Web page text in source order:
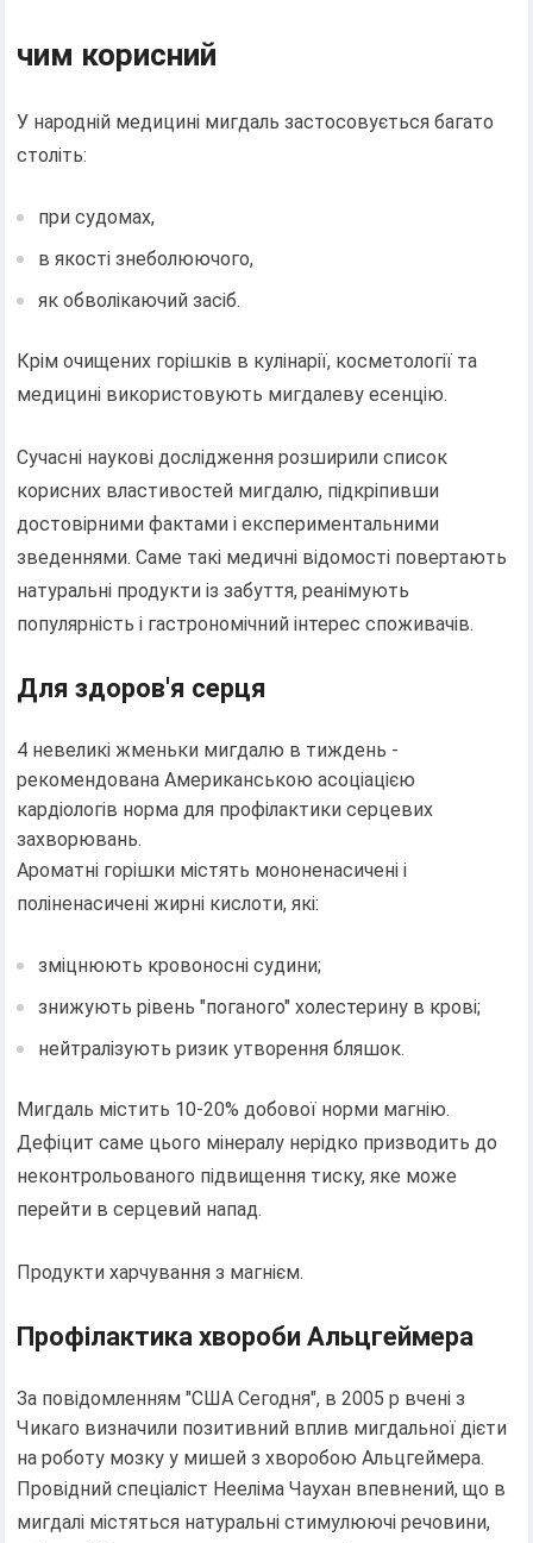
чим корисний
У народній медицині мигдаль застосовується багато
століть:
при судомах,
в якості знеболюючого,
як обволікаючий засіб.
Крім очищених горішків в кулінарії, косметології та
медицині використовують мигдалеву есенцію.
Сучасні наукові дослідження розширили список
корисних властивостей мигдалю, підкріпивши
достовірними фактами і експериментальними
зведеннями. Саме такі медичні відомості повертають
натуральні продукти із забуття, реанімують
популярність і гастрономічний інтерес споживачів.
Для здоров'я серця
4 невеликі жменьки мигдалю в тиждень -
рекомендована Американською асоціацією
кардіологів норма для профілактики серцевих
захворювань.
Ароматні горішки містять мононенасичені і
поліненасичені жирні кислоти, які:
зміцнюють кровоносні судини;
знижують рівень "поганого" холестерину в крові;
нейтралізують ризик утворення бляшок.
Мигдаль містить 10-20% добової норми магнію.
Дефіцит саме цього мінералу нерідко призводить до
неконтрольованого підвищення тиску, яке може
перейти в серцевий напад.
Продукти харчування з магнієм.
Профілактика хвороби Альцгеймера
За повідомленням "США Сегодня", в 2005 р вчені з
Чикаго визначили позитивний вплив мигдальної дієти
на роботу мозку у мишей з хворобою Альцгеймера.
Провідний спеціаліст Нееліма Чаухан впевнений, що в
мигдалі містяться натуральні стимулюючі речовини,